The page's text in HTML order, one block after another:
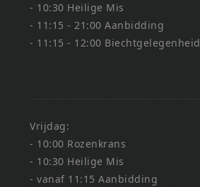
- 10:30 Heilige Mis
- 11:15 - 21:00 Aanbidding
- 11:15 - 12:00 Biechtgelegenheid
Vrijdag:
- 10:00 Rozenkrans
- 10:30 Heilige Mis
- vanaf 11:15 Aanbidding